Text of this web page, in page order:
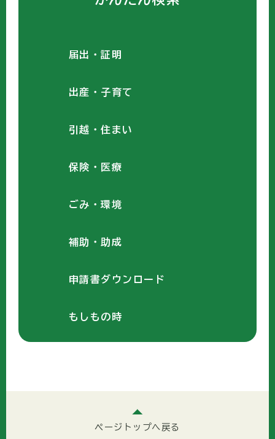
届出・証明
出産・子育て
引越・住まい
保険・医療
ごみ・環境
補助・助成
申請書ダウンロード
もしもの時
ページトップへ戻る